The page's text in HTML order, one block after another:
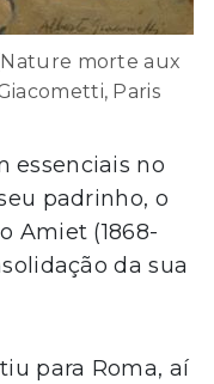
morte aux
Paris
essenciais no
padrinho, o
Amiet (1868-
da sua
para Roma, aí